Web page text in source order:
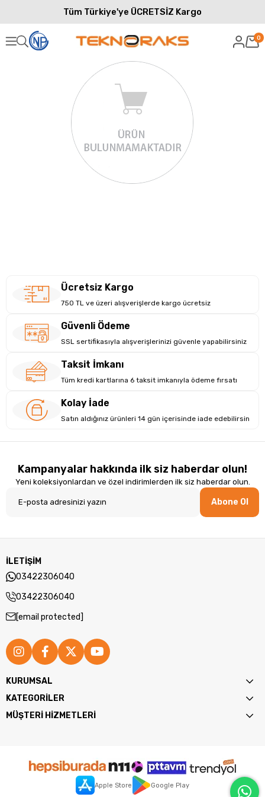
Tüm Türkiye'ye ÜCRETSİZ Kargo
0
Ücretsiz Kargo
750 TL ve üzeri alışverişlerde kargo ücretsiz
Güvenli Ödeme
SSL sertifikasıyla alışverişlerinizi güvenle yapabilirsiniz
Taksit İmkanı
Tüm kredi kartlarına 6 taksit imkanıyla ödeme fırsatı
Kolay İade
Satın aldığınız ürünleri 14 gün içerisinde iade edebilirsin
Kampanyalar hakkında ilk siz haberdar olun!
Yeni koleksiyonlardan ve özel indirimlerden ilk siz haberdar olun.
Abone Ol
İLETİŞİM
03422306040
03422306040
[email protected]
KURUMSAL
KATEGORİLER
MÜŞTERİ HİZMETLERİ
Apple Store Google Play